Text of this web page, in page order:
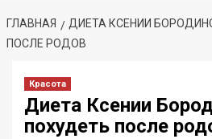
ГЛАВНАЯ
ДИЕТА КСЕНИИ
ПОСЛЕ РОДОВ
Красота
Диета Ксении
похудеть после